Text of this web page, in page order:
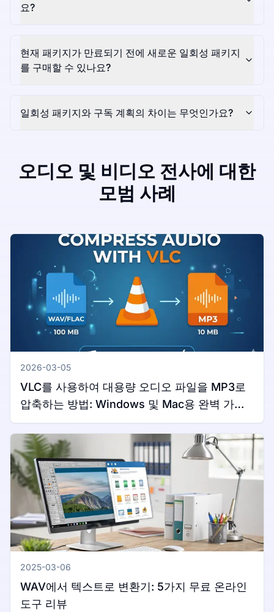
요?
현재 패키지가 만료되기 전에 새로운 일회성 패키지
를 구매할 수 있나요?
일회성 패키지와 구독 계획의 차이는 무엇인가요?
오디오 및 비디오 전사에 대한
모범 사례
2026-03-05
VLC를 사용하여 대용량 오디오 파일을 MP3로
압축하는 방법: Windows 및 Mac용 완벽 가이
드
2025-03-06
WAV에서 텍스트로 변환기: 5가지 무료 온라인
도구 리뷰